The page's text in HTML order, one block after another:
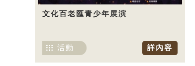
文化百老匯青少年展演
詳內容
活動